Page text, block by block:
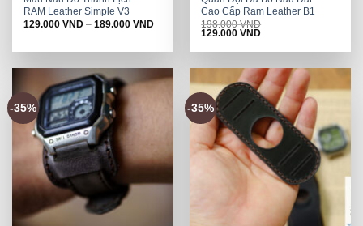
RAM Leather Simple V3
129.000VND –189.000VND
Cao Cấp Ram Leather B1
198.000VND
Original
was:
129.000VNDCurrent
is:
-35% -35%